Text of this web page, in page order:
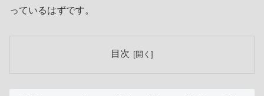
っているはずです。
目次